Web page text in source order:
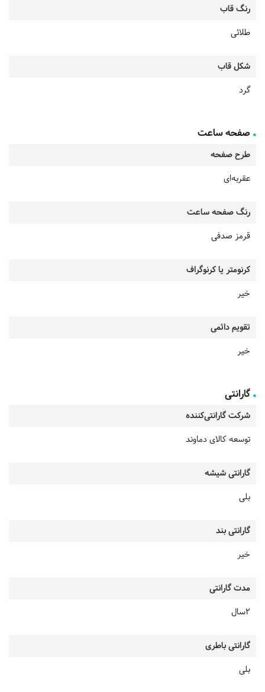
رنگ قاب
طلائی
شکل قاب
گرد
صفحه ساعت
طرح صفحه
عقربه‌ای
رنگ صفحه ساعت
قرمز صدفی
کرنومتر یا کرنوگراف
خیر
تقویم دائمی
خیر
گارانتی
شرکت گارانتی‌کننده
توسعه کالای دماوند
گارانتی شیشه
بلی
گارانتی بند
خیر
مدت گارانتی
2سال
گارانتی باطری
بلی